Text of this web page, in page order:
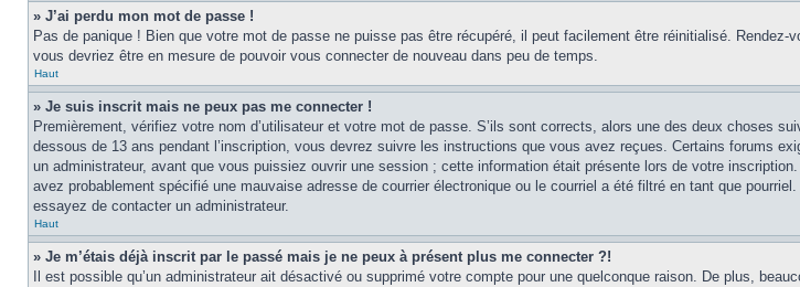
» J’ai perdu mon mot de passe !
Pas de panique ! Bien que votre mot de passe ne puisse pas être récupéré, il peut facilement être réinitialisé. Rendez-
vous devriez être en mesure de pouvoir vous connecter de nouveau dans peu de temps.
Haut
» Je suis inscrit mais ne peux pas me connecter !
Premièrement, vérifiez votre nom d’utilisateur et votre mot de passe. S’ils sont corrects, alors une des deux choses
dessous de 13 ans pendant l’inscription, vous devrez suivre les instructions que vous avez reçues. Certains forums
un administrateur, avant que vous puissiez ouvrir une session ; cette information était présente lors de votre
avez probablement spécifié une mauvaise adresse de courrier électronique ou le courriel a été filtré en tant que
essayez de contacter un administrateur.
Haut
» Je m’étais déjà inscrit par le passé mais je ne peux à présent plus me connecter ?!
Il est possible qu’un administrateur ait désactivé ou supprimé votre compte pour une quelconque raison. De plus,